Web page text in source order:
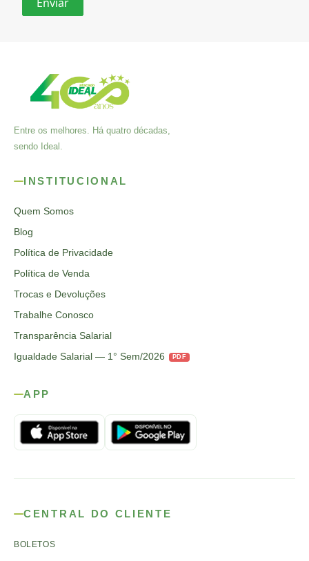
Entre os melhores. Há quatro décadas,
sendo Ideal.
INSTITUCIONAL
Quem Somos
Blog
Política de Privacidade
Política de Venda
Trocas e Devoluções
Trabalhe Conosco
Transparência Salarial
Igualdade Salarial — 1° Sem/2026
PDF
APP
CENTRAL DO CLIENTE
BOLETOS